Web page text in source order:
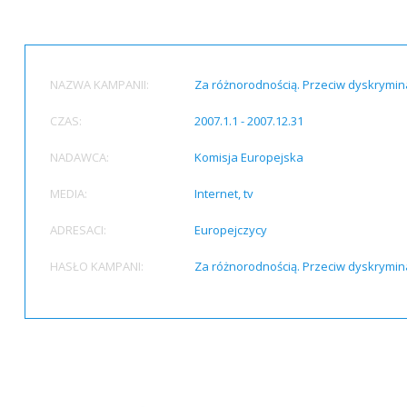
NAZWA KAMPANII: Za różnorodnością. Przeciw
CZAS: 2007.1.1 - 2007.12.31
NADAWCA: Komisja Europejska
MEDIA: Internet, tv
ADRESACI: Europejczycy
HASŁO KAMPANI: Za różnorodnością. Przeciw